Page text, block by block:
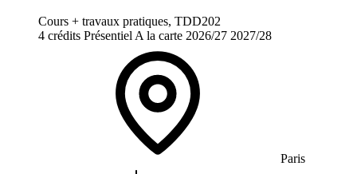
Cours + travaux pratiques, TDD202
4 crédits Présentiel A la carte 2026/27 2027/28
Paris